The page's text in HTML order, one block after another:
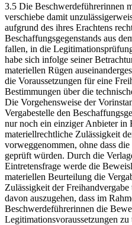
3.5 Die Beschwerdeführerinnen
verschiebe damit
aufgrund des ihres Erachtens
Beschaffungsgegenstands aus
fallen, in die
habe sich infolge seiner
materiellen Rügen
die Voraussetzungen für eine
Bestimmungen über die
Die Vorgehensweise der
Vergabestelle den
nur noch ein einziger Anbieter in
materiellrechtliche Zulässigkeit
vorweggenommen, ohne dass
geprüft würden. Durch die
Eintretensfrage werde die
materiellen Beurteilung die
Zulässigkeit der
davon auszugehen, dass im
Beschwerdeführerinnen die
Legitimationsvoraussetzungen zu